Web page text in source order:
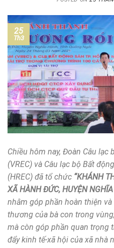
25
Th3
Chiều hôm nay, Đoàn Câu lạc
(VREC) và Câu lạc bộ Bất
(HREC) đã tổ chức “KHÁNH
XÃ HÀNH ĐỨC, HUYỆN
nhằm góp phần hoàn thiện
thương của bà con trong
mà còn góp phần quan trọng
đẩy kinh tế-xã hội của xã nhà